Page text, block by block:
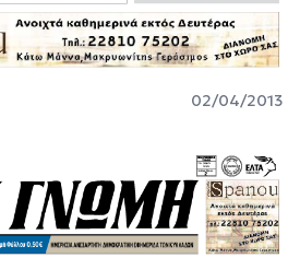
02/04/2013